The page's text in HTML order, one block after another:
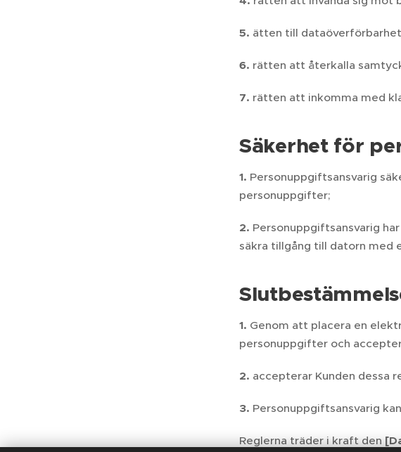
5. ätten till
6. rätten att återkalla
7. rätten att inkomma med
Säkerhet för
1. Personuppgiftsansvarig
personuppgifter;
2. Personuppgiftsansvarig
säkra tillgång till datorn med
1. Genom att placera en
personuppgifter och
2. accepterar Kunden dessa
3. Personuppgiftsansvarig
Reglerna träder i kraft den